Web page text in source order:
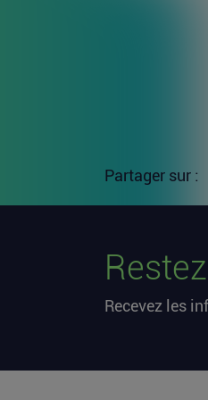
Partager sur :
Restez
Recevez les